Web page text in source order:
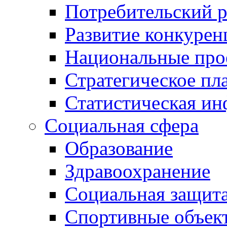
Потребительский
Развитие
Национальные
Стратегическое
Статистическая
Социальная сфера
Образование
Здравоохранение
Социальная
Спортивные